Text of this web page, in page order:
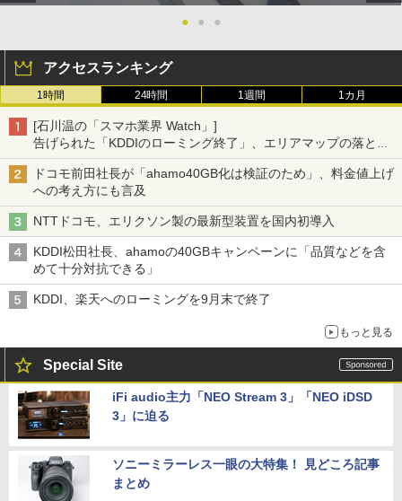
● ● ●
アクセスランキング
1時間 24時間 1週間 1カ月
[石川温の「スマホ業界 Watch」]
告げられた「KDDIのローミング終了」、エリアマップの落とし
穴と楽天モバイルの課題
ドコモ前田社長が「ahamo40GB化は検証のため」、料金値上げ
への考え方にも言及
NTTドコモ、エリクソン製の最新型装置を国内初導入
KDDI松田社長、ahamoの40GBキャンペーンに「品質などを含
めて十分対抗できる」
KDDI、楽天へのローミングを9月末で終了
もっと見る
Special Site
iFi audio主力「NEO Stream 3」「NEO iDSD
3」に迫る
ソニーミラーレス一眼の大特集！ 見どころ記事
まとめ